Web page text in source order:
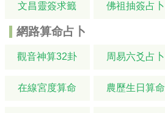
文昌靈簽求籤 佛祖抽簽占卜
網路算命占卜
觀音神算32卦 周易六爻占卜
在線宮度算命 農歷生日算命